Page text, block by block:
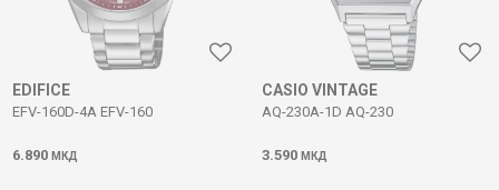
EDIFICE
EFV-160D-4A EFV-160
6.890 МКД
CASIO VINTAGE
AQ-230A-1D AQ-230
3.590 МКД